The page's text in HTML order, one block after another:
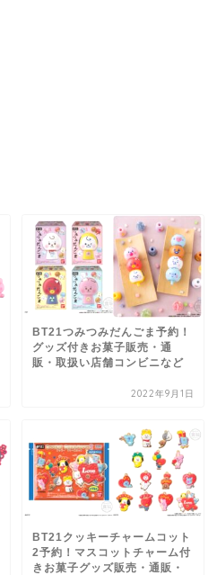
BT21つみつみだんごま予約！
グッズ付きお菓子販売・通
販・取扱い店舗コンビニなど
2022年9月1日
BT21クッキーチャームコット
2予約！マスコットチャーム付
きお菓子グッズ販売・通販・